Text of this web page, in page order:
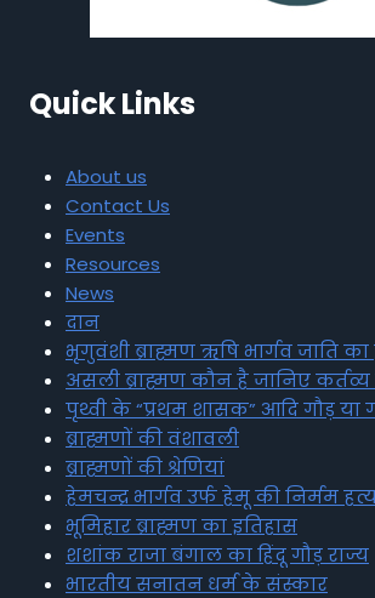
Quick Links
About us
Contact Us
Events
Resources
News
दान
भृगुवंशी ब्राह्मण ऋषि भार्गव जाति का
असली ब्राह्मण कौन है जानिए कर्तव्य
पृथ्वी के “प्रथम शासक” आदि गौड़ या
ब्राह्मणों की वंशावली
ब्राह्मणों की श्रेणियां
हेमचन्द्र भार्गव उर्फ हेमू की निर्मम
भूमिहार ब्राह्मण का इतिहास
शशांक राजा बंगाल का हिंदू गौड़ राज्य
भारतीय सनातन धर्म के संस्कार